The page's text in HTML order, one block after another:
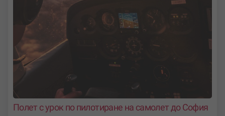
Полет с урок по пилотиране на самолет до София